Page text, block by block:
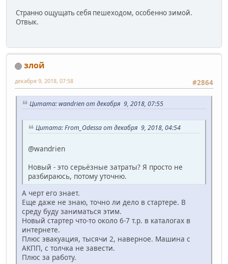
Странно ощущать себя пешеходом, особенно зимой.
Отвык.
злой
#2864
декабря 9, 2018, 07:58
Цитата: wandrien от декабря 9, 2018, 07:55
Цитата: From_Odessa от декабря 9, 2018, 04:54
@wandrien
Новый - это серьёзные затраты? Я просто не
разбираюсь, потому уточню.
А черт его знает.
Еще даже не знаю, точно ли дело в стартере. В
среду буду заниматься этим.
Новый стартер что-то около 6-7 т.р. в каталогах в
интернете.
Плюс эвакуация, тысячи 2, наверное. Машина с
АКПП, с толчка не завести.
Плюс за работу.